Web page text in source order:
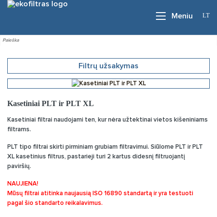
Meniu LT
Filtrų užsakymas
Kasetiniai PLT ir PLT XL
Kasetiniai filtrai naudojami ten, kur nėra užtektinai vietos kišeniniams
filtrams.
PLT tipo filtrai skirti pirminiam grubiam filtravimui. Siūlome PLT ir PLT
XL kasetinius filtrus, pastarieji turi 2 kartus didesnį filtruojantį
paviršių.
NAUJIENA!
Mūsų filtrai atitinka naujausią ISO 16890 standartą ir yra testuoti
pagal šio standarto reikalavimus.